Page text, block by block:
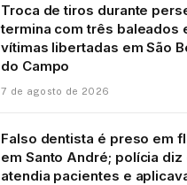
Troca de tiros durante
termina com três baleados
vítimas libertadas em São
do Campo
7 de agosto de 2026
Falso dentista é preso em
em Santo André; polícia diz
atendia pacientes e